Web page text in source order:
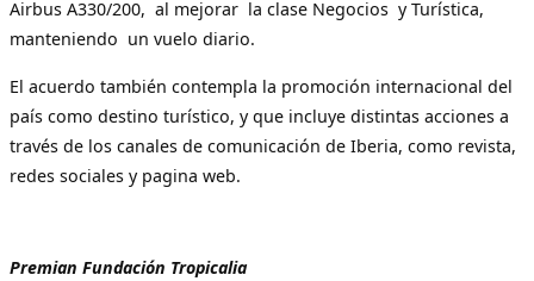
Airbus A330/200, al mejorar la clase Negocios y Turística,
manteniendo un vuelo diario.
El acuerdo también contempla la promoción internacional del
país como destino turístico, y que incluye distintas acciones a
través de los canales de comunicación de Iberia, como revista,
redes sociales y pagina web.
Premian Fundación Tropicalia